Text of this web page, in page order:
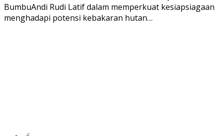
BumbuAndi Rudi Latif dalam memperkuat kesiapsiagaan
menghadapi potensi kebakaran hutan…